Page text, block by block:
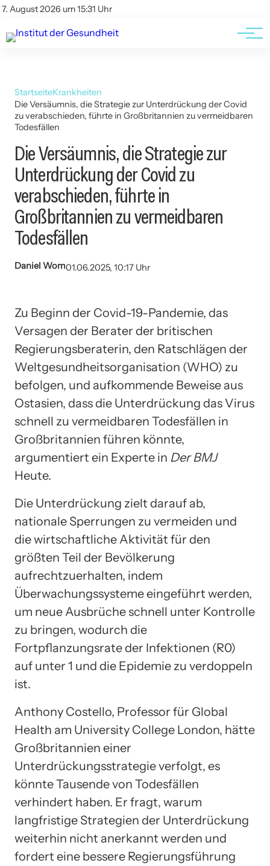
7. August 2026 um 15:31 Uhr
Kontakt
Kontakt
AGBs
StartseiteKrankheiten
Die Versäumnis, die Strategie zur Unterdrückung der Covid
zu verabschieden, führte in Großbritannien zu vermeidbaren
Todesfällen
Die Versäumnis, die Strategie zur
Unterdrückung der Covid zu
verabschieden, führte in
Großbritannien zu vermeidbaren
Todesfällen
Daniel Wom01.06.2025, 10:17 Uhr
Zu Beginn der Covid-19-Pandemie, das
Versagen der Berater der britischen
Regierungsberaterin, den Ratschlägen der
Weltgesundheitsorganisation (WHO) zu
befolgen, und aufkommende Beweise aus
Ostasien, dass die Unterdrückung das Virus
schnell zu vermeidbaren Todesfällen in
Großbritannien führen könnte,
argumentiert ein Experte in Der BMJ
Heute.
Die Unterdrückung zielt darauf ab,
nationale Sperrungen zu vermeiden und
die wirtschaftliche Aktivität für den
größten Teil der Bevölkerung
aufrechtzuerhalten, indem
Überwachungssysteme eingeführt werden,
um neue Ausbrüche schnell unter Kontrolle
zu bringen, wodurch die
Fortpflanzungsrate der Infektionen (R0)
auf unter 1 und die Epidemie zu verdoppeln
ist.
Anthony Costello, Professor für Global
Health am University College London, hätte
Großbritannien einer
Unterdrückungsstrategie verfolgt, es
könnte Tausende von Todesfällen
verhindert haben. Er fragt, warum
langfristige Strategien der Unterdrückung
weiterhin nicht anerkannt werden und
fordert eine bessere Regierungsführung